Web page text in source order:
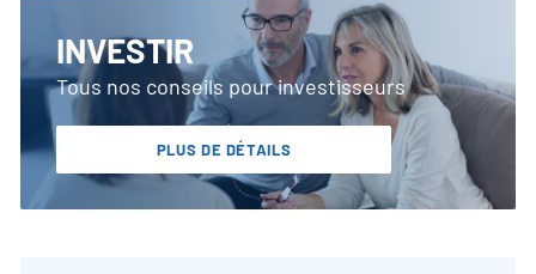
INVESTIR
Tous nos conseils pour investisseurs
PLUS DE DÉTAILS